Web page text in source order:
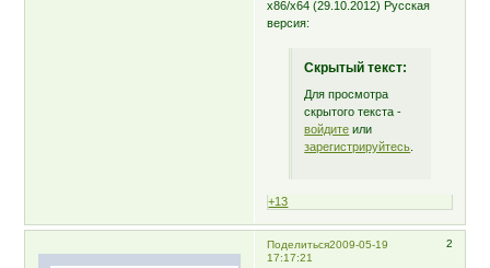
x86/x64 (29.10.2012) Русская
версия:
Скрытый текст:
Для просмотра
скрытого текста -
войдите или
зарегистрируйтесь
+13
Поделиться 2
2009-05-19
17:17:21